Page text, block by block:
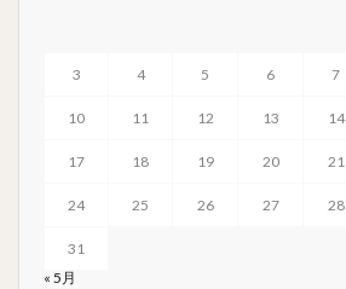
3 4 5 6 7
10 11 12 13 14
17 18 19 20 21
24 25 26 27 28
31
« 5月